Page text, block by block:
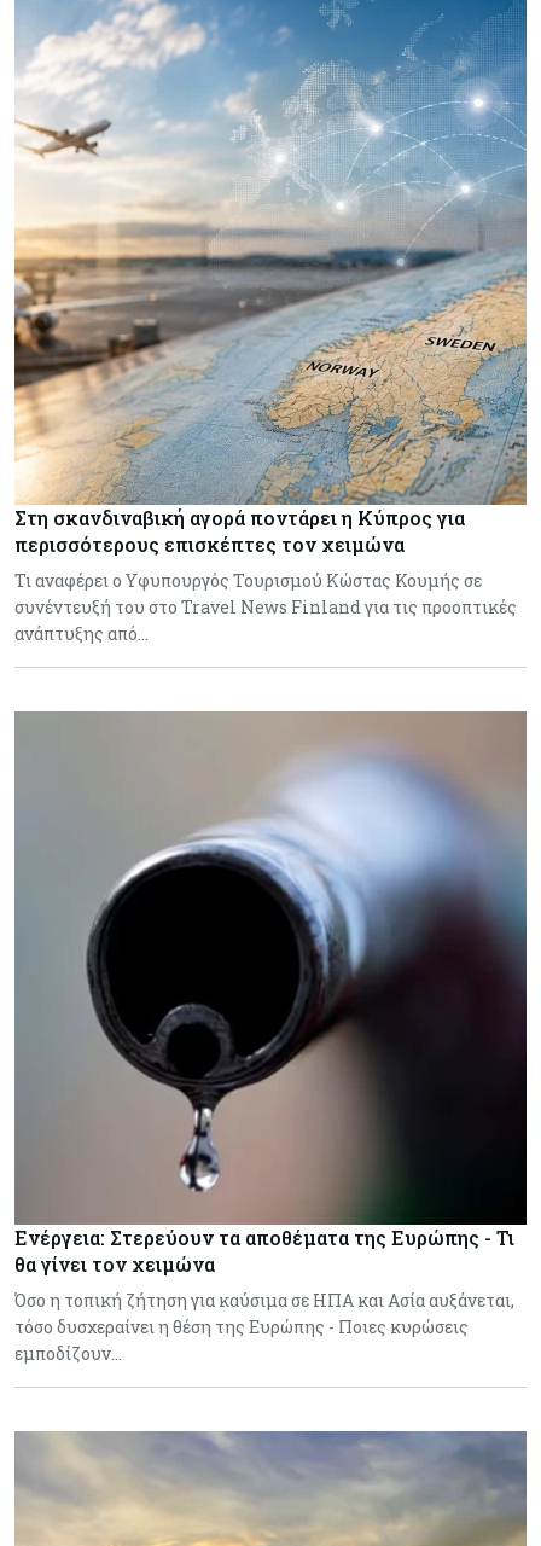
Στη σκανδιναβική αγορά ποντάρει η Κύπρος για
περισσότερους επισκέπτες τον χειμώνα
Τι αναφέρει ο Υφυπουργός Τουρισμού Κώστας Κουμής σε
συνέντευξή του στο Travel News Finland για τις προοπτικές
ανάπτυξης από…
Ενέργεια: Στερεύουν τα αποθέματα της Ευρώπης - Τι
θα γίνει τον χειμώνα
Όσο η τοπική ζήτηση για καύσιμα σε ΗΠΑ και Ασία αυξάνεται,
τόσο δυσχεραίνει η θέση της Ευρώπης - Ποιες κυρώσεις
εμποδίζουν…